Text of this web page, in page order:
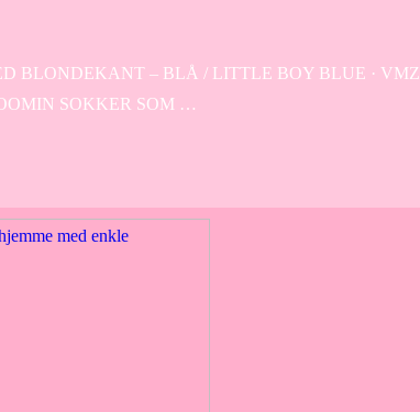
BLONDEKANT – BLÅ / LITTLE BOY BLUE ·
SOKKER SOM …